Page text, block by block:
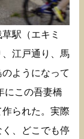
駅（エキミ
江戸通り、馬
ようになって
にこの吾妻橋
られた。実際
、どこでも停